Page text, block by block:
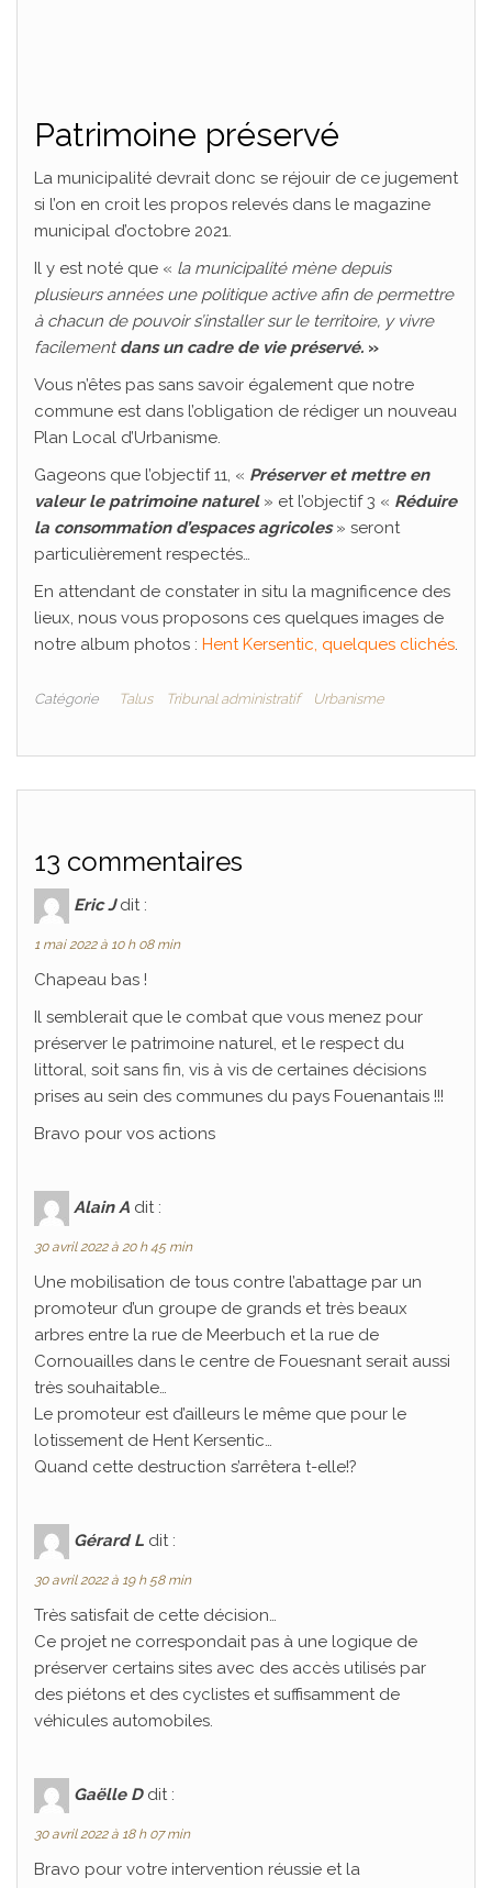
Patrimoine préservé
La municipalité devrait donc se réjouir de ce jugement
si l’on en croit les propos relevés dans le magazine
municipal d’octobre 2021.
Il y est noté que « la municipalité mène depuis
plusieurs années une politique active afin de permettre
à chacun de pouvoir s’installer sur le territoire, y vivre
facilement dans un cadre de vie préservé. »
Vous n’êtes pas sans savoir également que notre
commune est dans l’obligation de rédiger un nouveau
Plan Local d’Urbanisme.
Gageons que l’objectif 11, « Préserver et mettre en
valeur le patrimoine naturel» et l’objectif 3 « Réduire
la consommation d’espaces agricoles» seront
particulièrement respectés…
En attendant de constater in situ la magnificence des
lieux, nous vous proposons ces quelques images de
notre album photos : Hent Kersentic, quelques clichés.
Catégorie Talus Tribunal administratif Urbanisme
13 commentaires
Eric J dit :
1 mai 2022 à 10 h 08 min
Chapeau bas !
Il semblerait que le combat que vous menez pour
préserver le patrimoine naturel, et le respect du
littoral, soit sans fin, vis à vis de certaines décisions
prises au sein des communes du pays Fouenantais !!!
Bravo pour vos actions
Alain A dit :
30 avril 2022 à 20 h 45 min
Une mobilisation de tous contre l’abattage par un
promoteur d’un groupe de grands et très beaux
arbres entre la rue de Meerbuch et la rue de
Cornouailles dans le centre de Fouesnant serait aussi
très souhaitable…
Le promoteur est d’ailleurs le même que pour le
lotissement de Hent Kersentic…
Quand cette destruction s’arrêtera t-elle!?
Gérard L dit :
30 avril 2022 à 19 h 58 min
Très satisfait de cette décision…
Ce projet ne correspondait pas à une logique de
préserver certains sites avec des accès utilisés par
des piétons et des cyclistes et suffisamment de
véhicules automobiles.
Gaëlle D dit :
30 avril 2022 à 18 h 07 min
Bravo pour votre intervention réussie et la